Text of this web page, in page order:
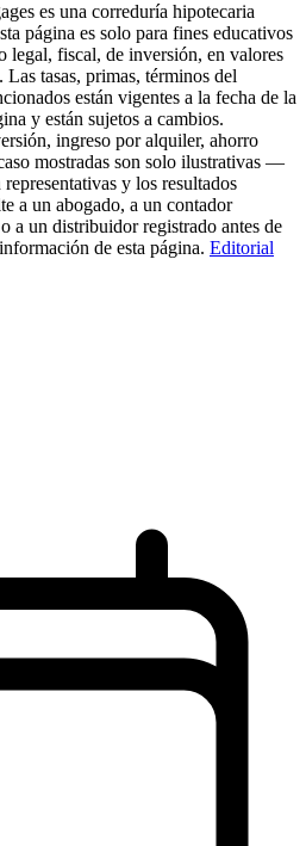
es una correduría hipotecaria
página es solo para fines educativos
legal, fiscal, de inversión, en valores
tasas, primas, términos del
están vigentes a la fecha de la
y están sujetos a cambios.
ingreso por alquiler, ahorro
mostradas son solo ilustrativas —
y los resultados
a un abogado, a un contador
a un distribuidor registrado antes de
de esta página. Editorial